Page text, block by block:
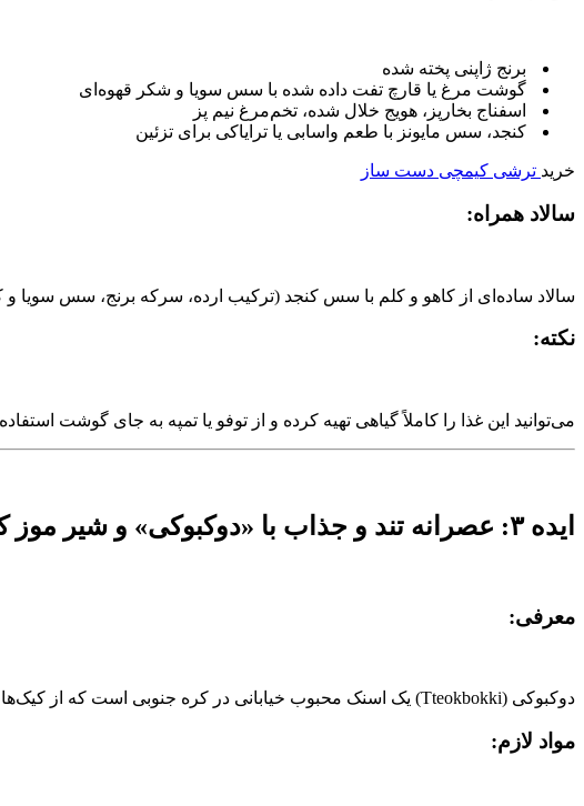
برنج ژاپنی پخته‌ شده
گوشت مرغ یا قارچ تفت‌ داده شده با سس سویا و شکر قهوه‌ای
اسفناج بخارپز، هویج خلال‌ شده، تخم‌مرغ نیم‌ پز
کنجد، سس مایونز با طعم واسابی یا ترایاکی برای تزئین
خرید ترشی کیمچی دست ساز
سالاد همراه:
سالاد ساده‌ای از کاهو و کلم با سس کنجد (ترکیب ارده، سرکه برنج، سس سویا
نکته:
می‌توانید این غذا را کاملاً گیاهی تهیه کرده و از توفو یا تمپه به‌ جای گوشت
ایده ۳: عصرانه تند و جذاب با «دوکبوکی» و شیر موز کره‌ای
معرفی:
دوکبوکی (Tteokbokki) یک اسنک محبوب خیابانی در کره جنوبی است که از کیک‌های برنج، سس تند و سبزیجات تهیه می‌شود. انتخابی مناسب برای یک عصرانه پرانرژی.
مواد لازم: